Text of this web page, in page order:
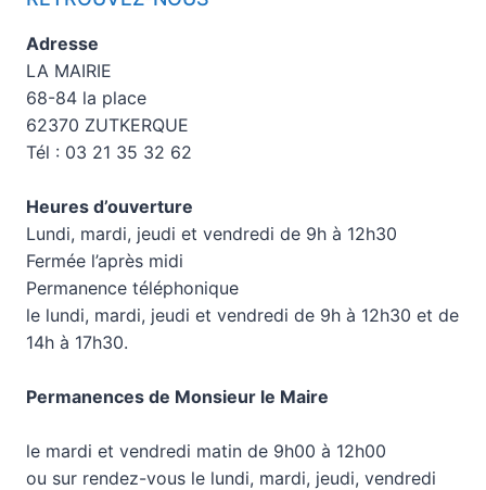
Adresse
LA MAIRIE
68-84 la place
62370 ZUTKERQUE
Tél : 03 21 35 32 62
Heures d’ouverture
Lundi, mardi, jeudi et vendredi de 9h à 12h30
Fermée l’après midi
Permanence téléphonique
le lundi, mardi, jeudi et vendredi de 9h à 12h30 et de
14h à 17h30.
Permanences de Monsieur le Maire
le mardi et vendredi matin de 9h00 à 12h00
ou sur rendez-vous le lundi, mardi, jeudi, vendredi